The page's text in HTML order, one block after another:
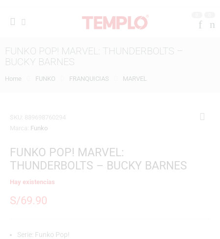
FUNKO POP! MARVEL: THUNDERBOLTS –
BUCKY BARNES
Home FUNKO FRANQUICIAS MARVEL
SKU: 889698760294
Marca: Funko
FUNKO POP! MARVEL:
THUNDERBOLTS – BUCKY BARNES
Hay existencias
S/69.90
Serie: Funko Pop!